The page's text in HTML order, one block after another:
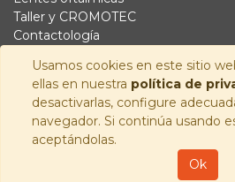
Usamos cookies en este sitio
ellas en nuestra política de
desactivarlas, configure
navegador. Si continúa usando
aceptándolas.
Ok
Taller y CROMOTEC
Contactología
Fornitura
Audiología
SÍGUENOS
Visionis
Aviso Legal -